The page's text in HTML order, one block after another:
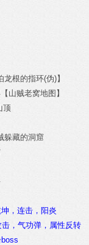
根的指环(伪)】
山贼老窝地图】
顶
躲藏的洞窟
，连击，阳炎
，气功弹，属性反转